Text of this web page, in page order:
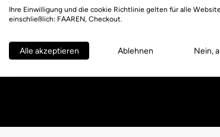
Ihre Einwilligung und die cookie Richtlinie gelten für alle
einschließlich: FAAREN, Checkout.
Alle akzeptieren Ablehnen Nein,